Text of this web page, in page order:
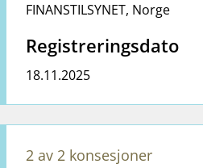
FINANSTILSYNET, Norge
Registreringsdato
18.11.2025
2 av 2 konsesjoner